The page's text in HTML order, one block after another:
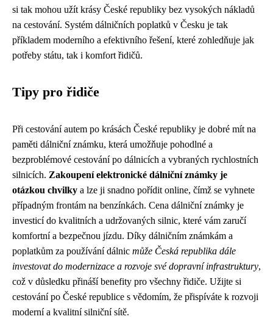
si tak mohou užít krásy České republiky bez vysokých nákladů
na cestování. Systém dálničních poplatků v Česku je tak
příkladem moderního a efektivního řešení, které zohledňuje jak
potřeby státu, tak i komfort řidičů.
Tipy pro řidiče
Při cestování autem po krásách České republiky je dobré mít na
paměti dálniční známku, která umožňuje pohodlné a
bezproblémové cestování po dálnicích a vybraných rychlostních
silnicích. Zakoupení elektronické dálniční známky je
otázkou chvilky a lze ji snadno pořídit online, čímž se vyhnete
případným frontám na benzínkách. Cena dálniční známky je
investicí do kvalitních a udržovaných silnic, které vám zaručí
komfortní a bezpečnou jízdu. Díky dálničním známkám a
poplatkům za používání dálnic může Česká republika dále
investovat do modernizace a rozvoje své dopravní infrastruktury,
což v důsledku přináší benefity pro všechny řidiče. Užijte si
cestování po České republice s vědomím, že přispíváte k rozvoji
moderní a kvalitní silniční sítě.